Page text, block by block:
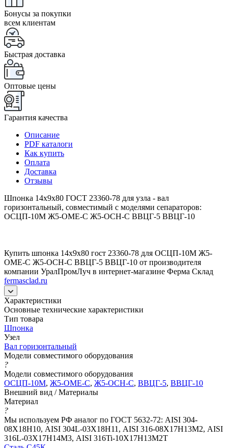
Бонусы за покупки
всем клиентам
Быстрая доставка
Оптовые цены
Гарантия качества
Описание
PDF каталоги
Как купить
Оплата
Доставка
Отзывы
Шпонка 14х9х80 ГОСТ 23360-78 для узла - вал
горизонтальный, совместимый с моделями сепараторов:
ОСЦП-10М Ж5-ОМЕ-С Ж5-ОСН-С ВВЦГ-5 ВВЦГ-10
Купить шпонка 14х9х80 гост 23360-78 для ОСЦП-10М Ж5-
ОМЕ-С Ж5-ОСН-С ВВЦГ-5 ВВЦГ-10 от производителя
компании УралПромЛуч в интернет-магазине Ферма Склад
fermasclad.ru
Характеристики
Основные технические характеристики
Тип товара
Шпонка
Узел
Вал горизонтальный
Модели совместимого оборудования
?
Модели совместимого оборудования
ОСЦП-10М, Ж5-ОМЕ-С, Ж5-ОСН-С, ВВЦГ-5, ВВЦГ-10
Внешний вид / Материалы
Материал
?
Мы используем РФ аналог по ГОСТ 5632-72: AISI 304-
08Х18Н10, AISI 304L-03Х18Н11, AISI 316-08Х17Н13М2, AISI
316L-03Х17Н14М3, AISI 316Ti-10Х17Н13М2Т